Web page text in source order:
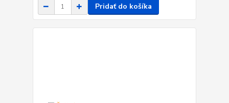
Pridať do košíka